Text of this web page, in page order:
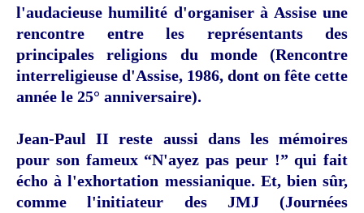
l'audacieuse humilité d'organiser à Assise une
rencontre entre les représentants des
principales religions du monde (Rencontre
interreligieuse d'Assise, 1986, dont on fête cette
année le 25° anniversaire).
Jean-Paul II reste aussi dans les mémoires
pour son fameux “N'ayez pas peur !” qui fait
écho à l'exhortation messianique. Et, bien sûr,
comme l'initiateur des JMJ (Journées